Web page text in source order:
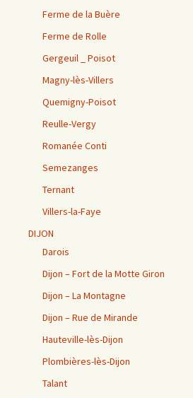
Ferme de la Buère
Ferme de Rolle
Gergeuil _ Poisot
Magny-lès-Villers
Quemigny-Poisot
Reulle-Vergy
Romanée Conti
Semezanges
Ternant
Villers-la-Faye
DIJON
Darois
Dijon – Fort de la Motte Giron
Dijon – La Montagne
Dijon – Rue de Mirande
Hauteville-lès-Dijon
Plombières-lès-Dijon
Talant